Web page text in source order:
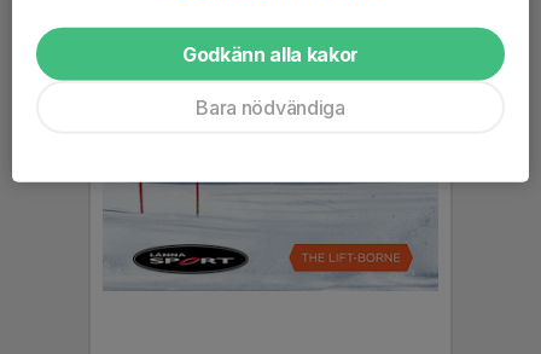
Godkänn alla kakor
Bara nödvändiga